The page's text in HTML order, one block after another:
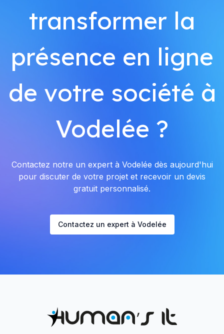
transformer la
présence en ligne
de votre société à
Vodelée ?
Contactez notre un expert à Vodelée dès aujourd'hui
pour discuter de votre projet et recevoir un devis
gratuit personnalisé.
Contactez un expert à Vodelée